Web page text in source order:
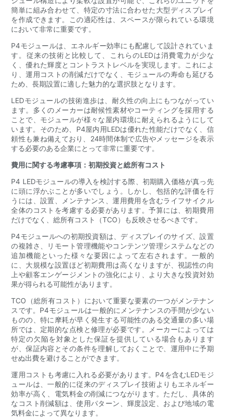
簡単に組み合わせて、特定の寸法に合わせた大型ディスプレイ
を作成できます。この適応性は、スペースが限られている環境
において非常に重要です。
P4モジュールは、エネルギー効率にも配慮して設計されていま
す。従来の技術と比較して、これらのLEDは消費電力が少な
く、優れた輝度とコントラストレベルを実現します。これによ
り、運用コストの削減だけでなく、モジュールの寿命も延びる
ため、長期設置に適した魅力的な選択肢となります。
LEDモジュールの技術進歩は、耐久性の向上にもつながってい
ます。多くのメーカーは耐候性素材やコーティングを採用する
ことで、モジュールが様々な屋内環境に耐えられるようにして
います。そのため、P4屋内用LEDは優れた性能だけでなく、信
頼性も兼ね備えており、24時間体制で広告やメッセージを表示
する必要のある企業にとって非常に重要です。
費用に関する考慮事項：初期投資と総所有コスト
P4 LEDモジュールの導入を検討する際、初期購入価格が真っ先
に頭に浮かぶことが多いでしょう。しかし、包括的な評価を行
うには、設置、メンテナンス、運用費用を含むライフサイクル
全体のコストを考慮する必要があります。予算には、初期費用
だけでなく、総所有コスト（TCO）も反映させるべきです。
P4モジュールへの初期投資額は、ディスプレイのサイズ、設置
の複雑さ、リモート管理機能やコンテンツ管理システムなどの
追加機能といった様々な要因によって左右されます。一般的
に、大規模な設置ほど初期費用は高くなりますが、視認性の向
上や顧客エンゲージメントの強化により、より大きな投資対効
果が得られる可能性があります。
TCO（総所有コスト）において重要な要素の一つがメンテナン
スです。P4モジュールは一般的にメンテナンスの手間が少ない
ものの、特に摩耗が早く発生する可能性のある交通量の多い場
所では、定期的な点検と修理が必要です。メーカーによっては
特定の欠陥を対象とした保証を提供している場合もあります
が、保証内容とその条件を理解しておくことで、運用中に予期
せぬ出費を避けることができます。
運用コストも考慮に入れる必要があります。P4を含むLEDモジ
ュールは、一般的に従来のディスプレイ技術よりもエネルギー
効率が高く、電気料金の削減につながります。ただし、具体的
なコスト削減額は、使用パターン、輝度設定、および地域の電
気料金によって異なります。